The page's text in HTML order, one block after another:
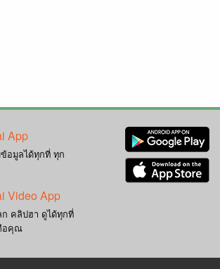
App
อมูลได้ทุกที่ ทุก
Video App
คลิปฮา ดูได้ทุกที่
อคุณ